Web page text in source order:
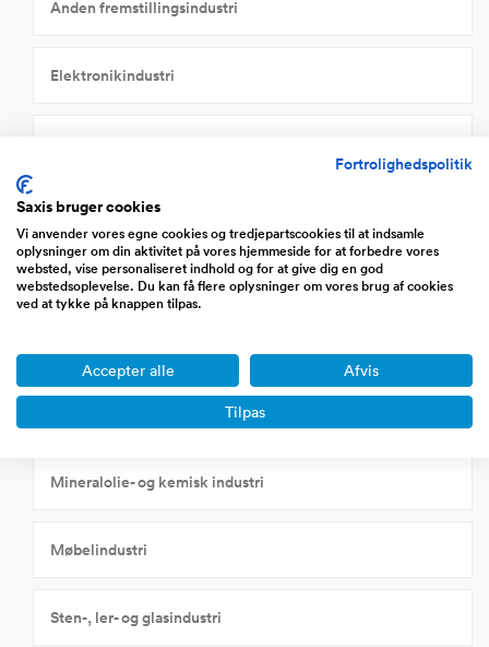
Anden fremstillingsindustri
Elektronikindustri
Jern- og metalindustri
Landbrug, fiskeri og råvareudvinding
Mineralolie- og kemisk industri
Møbelindustri
Sten-, ler- og glasindustri
Fortrolighedspolitik
Saxis bruger cookies
Vi anvender vores egne cookies og tredjepartscookies til at indsamle
oplysninger om din aktivitet på vores hjemmeside for at forbedre vores
websted, vise personaliseret indhold og for at give dig en god
webstedsoplevelse. Du kan få flere oplysninger om vores brug af cookies
ved at tykke på knappen tilpas.
Accepter alle Afvis
Tilpas